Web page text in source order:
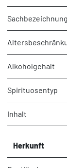
Sachbezeichnung
Alkoholgehalt
Spirituosentyp
Inhalt
Herkunft